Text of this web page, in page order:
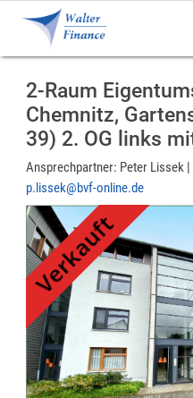
2-Raum
Chemnitz,
39) 2. OG links
Ansprechpartner: Peter Lissek |
p.lissek@bvf-online.de